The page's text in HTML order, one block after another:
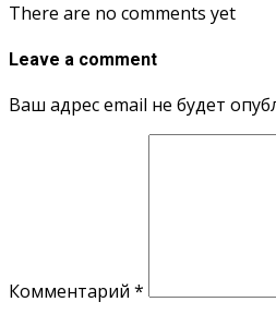
There are no comments yet
Leave a comment
Ваш адрес email не будет
Комментарий *